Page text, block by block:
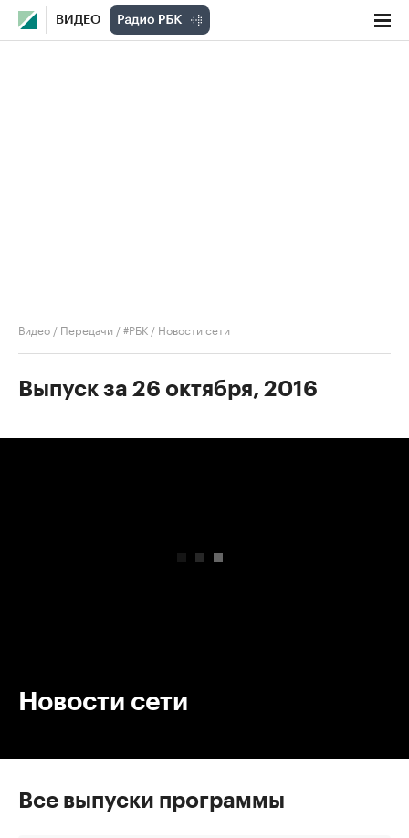
ВИДЕО
Видео / Передачи /#РБК / Новости сети
Выпуск за 26 октября, 2016
Новости сети
Все выпуски программы